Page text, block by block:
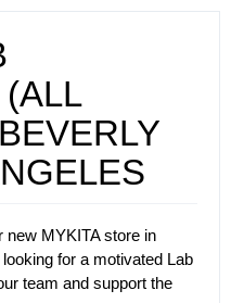
new MYKITA store in
for a motivated Lab
team and support the